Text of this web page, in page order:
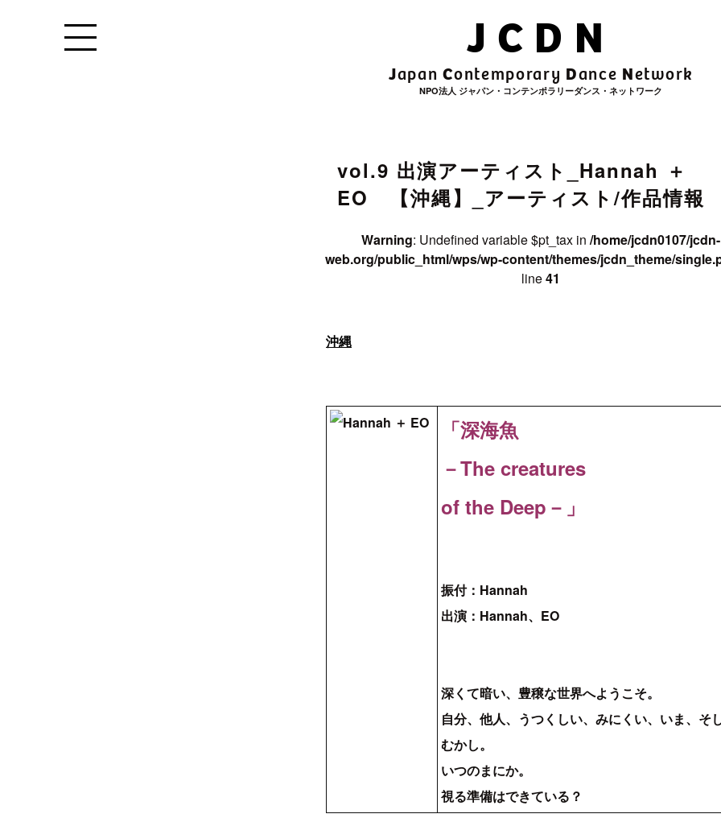
JCDN
JapanContemporary Dance Network
NPO法人 ジャパン・コンテンポラリーダンス・ネットワーク
Warning : Undefined variable $archive_title in/home/jcdn0107/
content/themes/jcdn_theme/single.php
vol.9 出演アーティスト_Hannah ＋
EO 【沖縄】_アーティスト/作品情報
Warning: Undefined variable $pt_tax in /home/jcdn0107/jcdn-
web.org/public_html/wps/wp-content/themes/jcdn_theme/
line41
沖縄
「深海魚
－The creatures
of the Deep－」
振付：Hannah
出演：Hannah、EO
深くて暗い、豊穣な世界へようこそ。
自分、他人、うつくしい、みにくい、いま、そ
むかし。
いつのまにか。
視る準備はできている？